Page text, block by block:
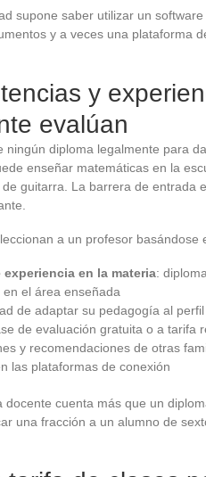
supone saber utilizar un
y a veces una plataforma
y
evalúan
ningún diploma legalmente para
enseñar matemáticas en la
guitarra. La barrera de entrada
a un profesor basándose
experiencia en la materia:
en el área enseñada
de adaptar su pedagogía al
de evaluación gratuita o a tarifa
y recomendaciones de otras
las plataformas de conexión
docente cuenta más que un
una fracción a un alumno de